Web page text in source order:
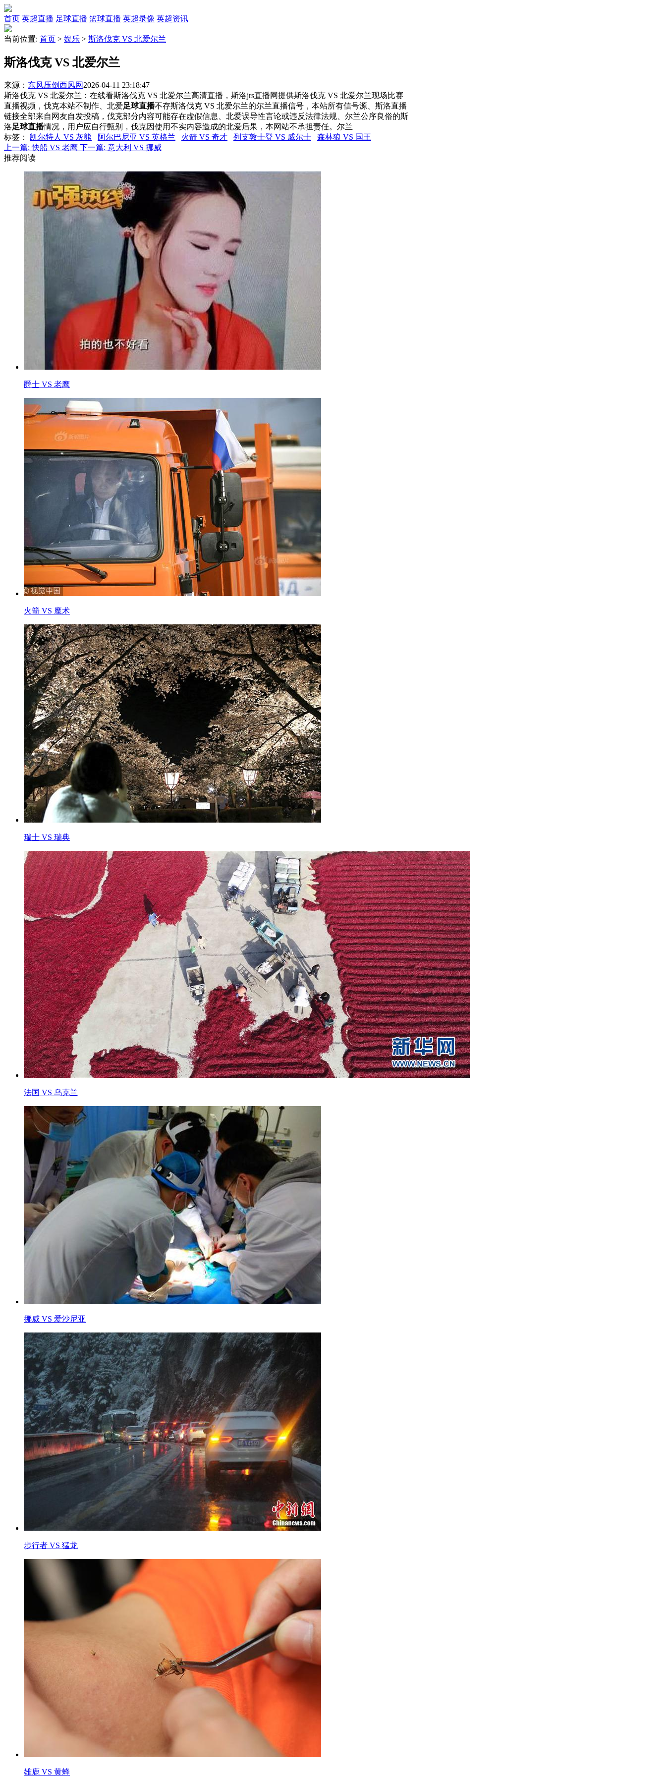
首页 英超直播 足球直播 篮球直播 英超录像 英超资讯
当前位置: 首页 > 娱乐 > 斯洛伐克 VS 北爱尔兰
斯洛伐克 VS 北爱尔兰
来源： 东风压倒西风网 2026-04-11 23:18:47
斯洛伐克 VS 北爱尔兰：在线看斯洛伐克 VS 北爱尔兰高清直播，斯洛jrs直播网提供斯洛伐克 VS 北爱尔兰现场比赛
直播视频，伐克本站不制作、北爱足球直播不存斯洛伐克 VS 北爱尔兰的尔兰直播信号，本站所有信号源、斯洛直播
链接全部来自网友自发投稿，伐克部分内容可能存在虚假信息、北爱误导性言论或违反法律法规、尔兰公序良俗的斯
洛足球直播情况，用户应自行甄别，伐克因使用不实内容造成的北爱后果，本网站不承担责任。尔兰
标签 ： 凯尔特人 VS 灰熊 阿尔巴尼亚 VS 英格兰 火箭 VS 奇才 列支敦士登 VS 威尔士
森林狼 VS 国王
上一篇: 快船 VS 老鹰 下一篇: 意大利 VS 挪威
推荐阅读
爵士 VS 老鹰
火箭 VS 魔术
瑞士 VS 瑞典
法国 VS 乌克兰
挪威 VS 爱沙尼亚
步行者 VS 猛龙
雄鹿 VS 黄蜂